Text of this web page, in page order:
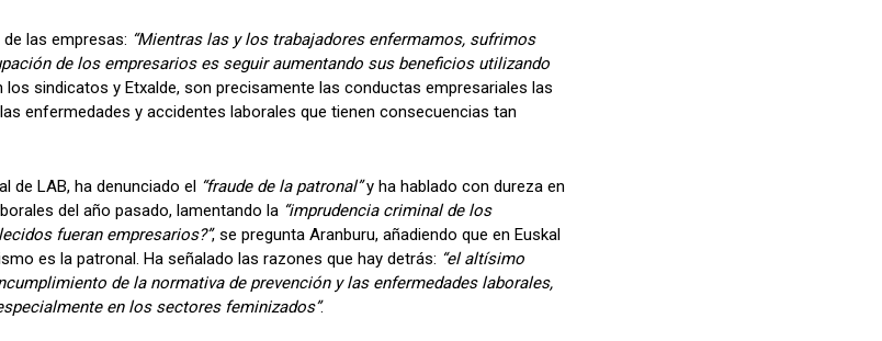
las empresas: “Mientras las y los trabajadores enfermamos, sufrimos
de los empresarios es seguir aumentando sus beneficios utilizando
los sindicatos y Etxalde, son precisamente las conductas empresariales las
enfermedades y accidentes laborales que tienen consecuencias tan
de LAB, ha denunciado el “fraude de la patronal”y ha hablado con dureza en
del año pasado, lamentando la “imprudencia criminal de los
fueran empresarios?”, se pregunta Aranburu, añadiendo que en Euskal
es la patronal. Ha señalado las razones que hay detrás: “el altísimo
de la normativa de prevención y las enfermedades laborales,
en los sectores feminizados”.